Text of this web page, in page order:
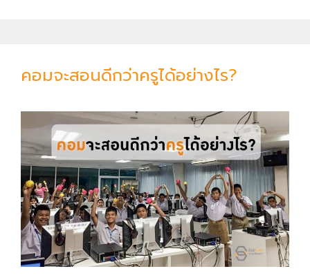
นู
เ
ป็
น
ค
น
ต่
า
ง
คอมจะสอนดีกว่าครูได้อย่างไร?